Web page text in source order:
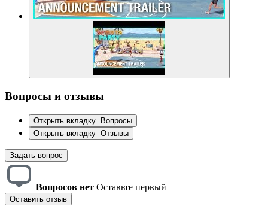
Вопросы и отзывы
Открыть вкладку
Вопросы
Открыть вкладку Отзывы
Задать вопрос
Вопросов нет Оставьте первый
Оставить отзыв